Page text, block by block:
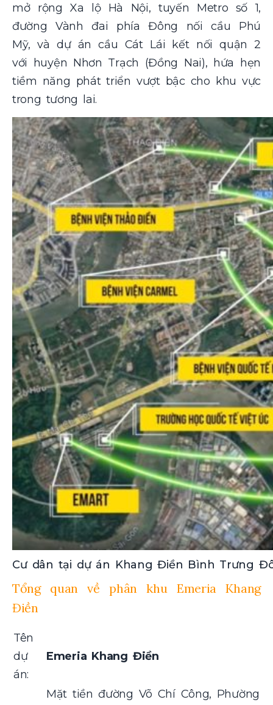
mở rộng Xa lộ Hà Nội, tuyến Metro số 1,
đường Vành đai phía Đông nối cầu Phú
Mỹ, và dự án cầu Cát Lái kết nối quận 2
với huyện Nhơn Trạch (Đồng Nai), hứa hẹn
tiềm năng phát triển vượt bậc cho khu vực
trong tương lai.
Cư dân tại dự án Khang Điền Bình Trưng
Tổng quan về phân khu Emeria Khang
Điền
Tên
dự
án:
Emeria Khang Điền
Mặt tiền đường Võ Chí Công, Phường